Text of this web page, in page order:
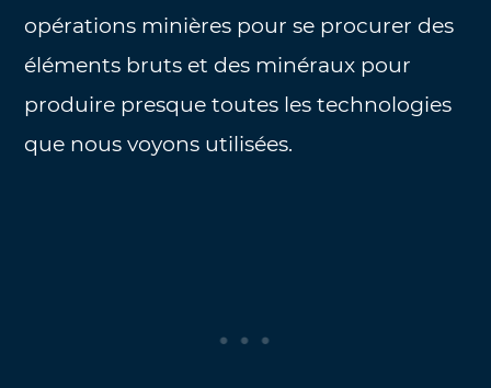
opérations minières pour se procurer des
éléments bruts et des minéraux pour
produire presque toutes les technologies
que nous voyons utilisées.